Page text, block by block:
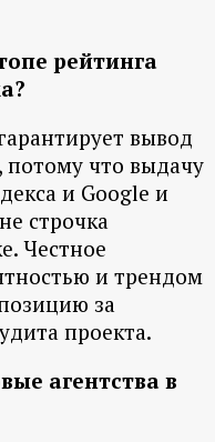
рейтинга
вывод
потому что выдачу
и Google и
строчка
Честное
и трендом
за
проекта.
агентства в